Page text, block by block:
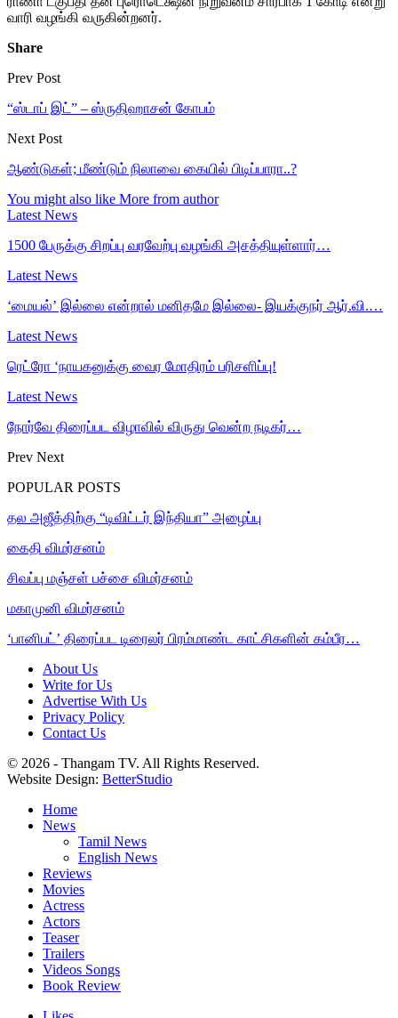
வாரி வழங்கி வருகின்றனர்.
Share
Prev Post
“ஸ்டாப் இட்” – ஸ்ருதிஹாசன் கோபம்
Next Post
ஆண்டுகள்; மீண்டும் நிலாவை கையில் பிடிப்பாரா..?
You might also like More from author
Latest News
1500 பேருக்கு சிறப்பு வரவேற்பு வழங்கி அசத்தியுள்ளார்…
Latest News
‘மையல்’ இல்லை என்றால் மனிதமே இல்லை- இயக்குநர் ஆர்.வி.…
Latest News
ரெட்ரோ ‘நாயகனுக்கு வைர மோதிரம் பரிசளிப்பு!
Latest News
நோர்வே திரைப்பட விழாவில் விருது வென்ற நடிகர்…
Prev Next
POPULAR POSTS
தல அஜீத்திற்கு “டிவிட்டர் இந்தியா” அழைப்பு
கைதி விமர்சனம்
சிவப்பு மஞ்சள் பச்சை விமர்சனம்
மகாமுனி விமர்சனம்
‘பானிபட்’ திரைப்பட டிரைலர் பிரம்மாண்ட காட்சிகளின் கம்பீர…
About Us
Write for Us
Advertise With Us
Privacy Policy
Contact Us
© 2026 - Thangam TV. All Rights Reserved.
Website Design: BetterStudio
Home
News
Tamil News
English News
Reviews
Movies
Actress
Actors
Teaser
Trailers
Videos Songs
Book Review